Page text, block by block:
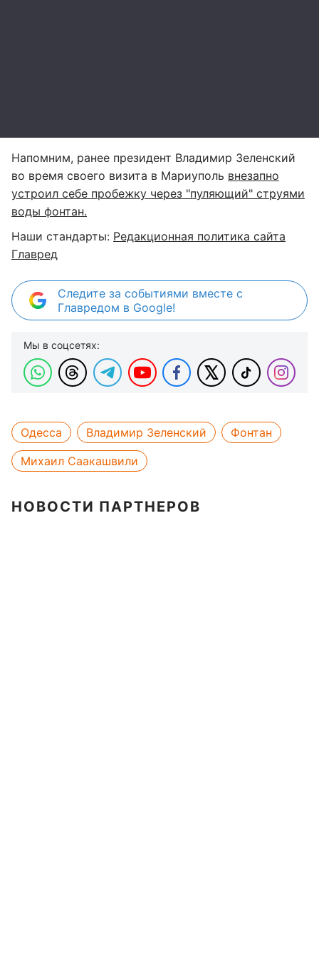
Напомним, ранее президент Владимир Зеленский
во время своего визита в Мариуполь внезапно
устроил себе пробежку через "пуляющий" струями
воды фонтан.
Наши стандарты: Редакционная политика сайта
Главред
Следите за событиями вместе с
Главредом в Google!
Мы в соцсетях:
Одесса Владимир Зеленский
Фонтан
Михаил Саакашвили
НОВОСТИ ПАРТНЕРОВ